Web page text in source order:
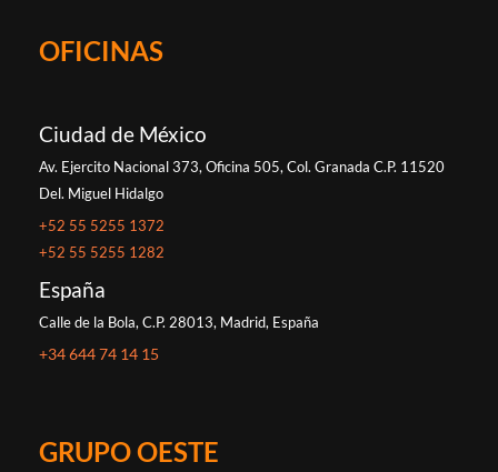
OFICINAS
Ciudad de México
Av. Ejercito Nacional 373, Oficina 505, Col. Granada C.P. 11520
Del. Miguel Hidalgo
+52 55 5255 1372
+52 55 5255 1282
España
Calle de la Bola, C.P. 28013, Madrid, España
+34 644 74 14 15
GRUPO OESTE